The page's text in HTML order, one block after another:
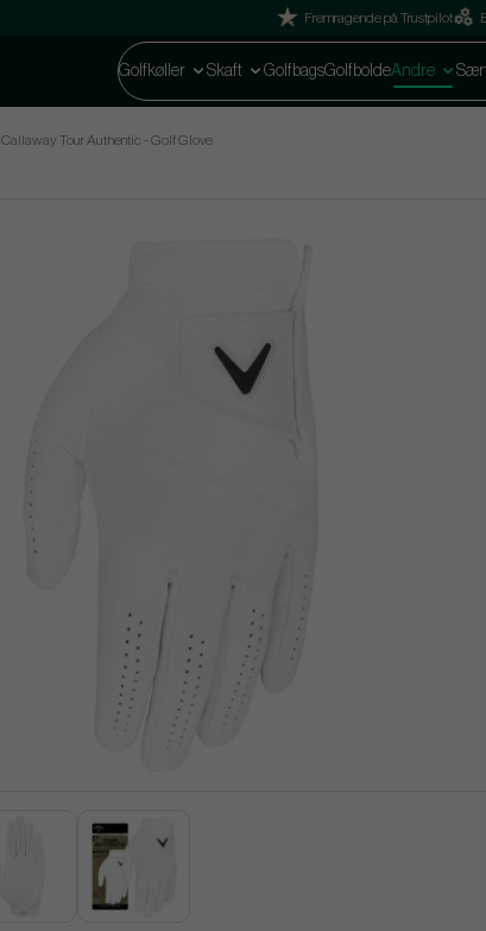
Fremragende på Trustpilot
Golfkøller Skaft GolfbagsGolfboldeAndre
Callaway Tour Authentic - Golf Glove